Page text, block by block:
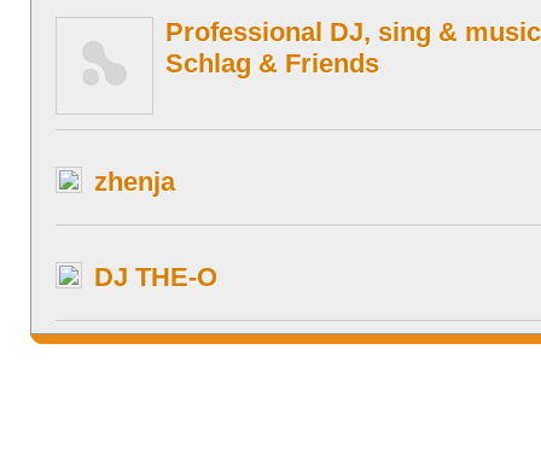
Professional DJ, sing &
Schlag & Friends
zhenja
DJ THE-O